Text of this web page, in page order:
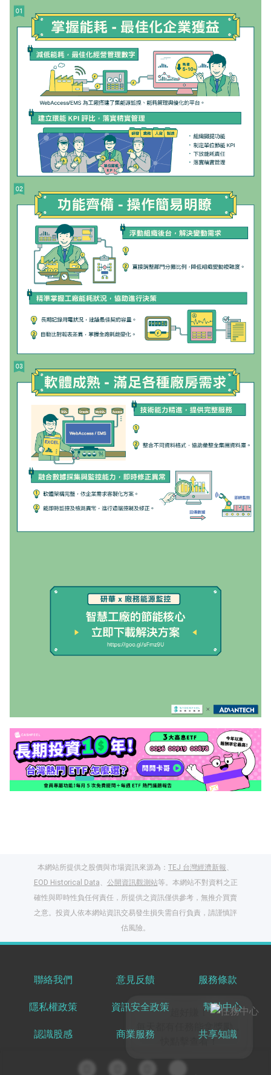
本網站所提供之股價與市場資訊來源為： TEJ 台灣經濟新報
EOD Historical Data
公開資訊觀測站等。本網站不對資料之正
確性與即時性負任何責任，所提供之資訊僅供參考，無推介買賣
之意。投資人依本網站資訊交易發生損失需自行負責，請謹慎評
估風險。
聯絡我們 意見反饋 服務條款
隱私權政策 資訊安全政策 幫助中心
認識股感 商業服務 共享知識
出國就缺這咖？股